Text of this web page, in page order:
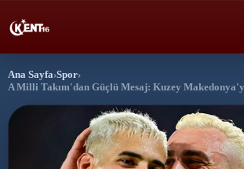
Bursa
Politika
Ana Sayfa›Spor›
A Milli Takım'dan Güçlü Mesaj: Kuzey